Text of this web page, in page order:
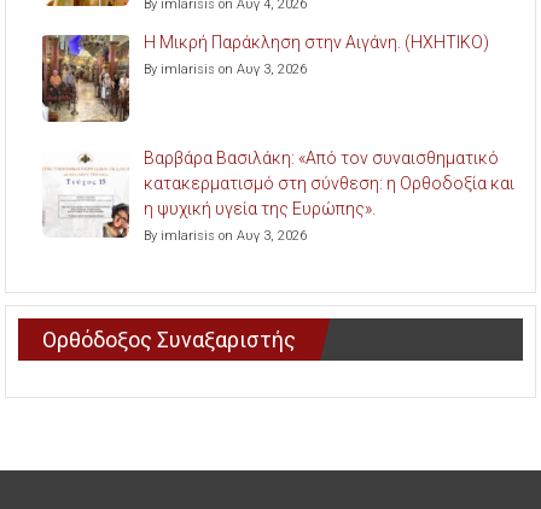
By imlarisis on Αυγ 4, 2026
Η Μικρή Παράκληση στην Αιγάνη. (ΗΧΗΤΙΚΟ)
By imlarisis on Αυγ 3, 2026
Βαρβάρα Βασιλάκη: «Από τον συναισθηματικό
κατακερματισμό στη σύνθεση: η Ορθοδοξία και
η ψυχική υγεία της Ευρώπης».
By imlarisis on Αυγ 3, 2026
Ορθόδοξος Συναξαριστής